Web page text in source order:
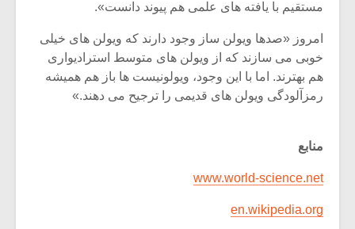
مستقیم با یافته های علمی هم پیوند دانست».
امروز «صدها ویولن ساز وجود دارند که ویولن های خیلی
خوبی می سازند که از ویولن های متوسط استرادیواری
هم بهترند. اما با این وجود، ویولونیست ها باز هم همیشه
رمزآلودگی ویولن های قدیمی را ترجیح می دهند.»
منابع
www.world-science.net
en.wikipedia.org